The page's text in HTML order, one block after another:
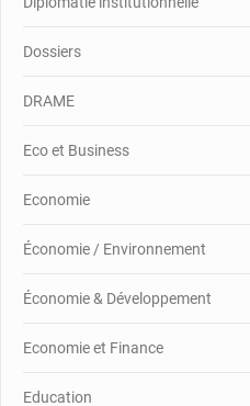
Dossiers
DRAME
Eco et Business
Economie
Économie / Environnement
Économie & Développement
Economie et Finance
Education